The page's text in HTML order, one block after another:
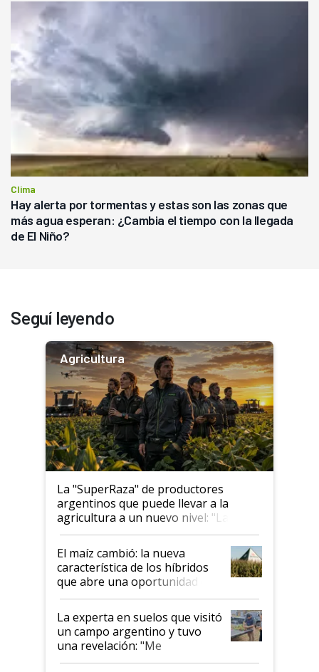
Clima
Hay alerta por tormentas y estas son las zonas que
más agua esperan: ¿Cambia el tiempo con la llegada
de El Niño?
Seguí leyendo
Agricultura
La "SuperRaza" de productores
argentinos que puede llevar a la
agricultura a un nuevo nivel: "Las
posibilidades de crecimiento son
infinitas"
El maíz cambió: la nueva
característica de los híbridos
que abre una oportunidad en
el lote
La experta en suelos que visitó
un campo argentino y tuvo
una revelación: "Me
impresionó mucho"